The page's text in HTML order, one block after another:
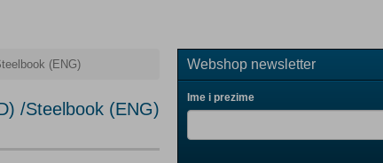
(ENG)
/Steelbook (ENG)
Webshop newsletter
Ime i prezime